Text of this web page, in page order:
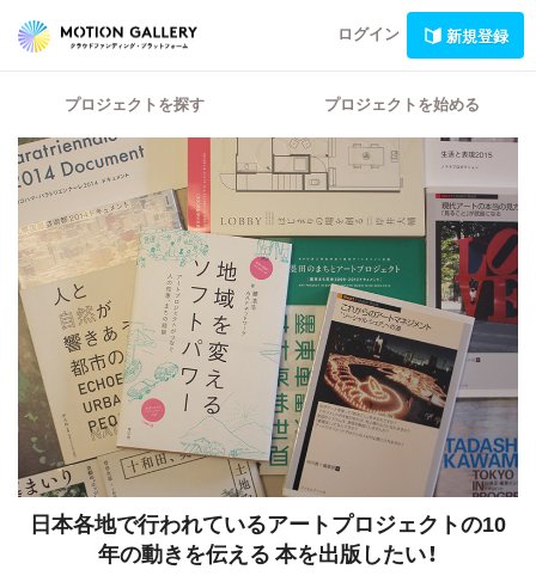
ログイン 新規登録
プロジェクトを探す プロジェクトを始める
日本各地で行われているアートプロジェクトの10
年の動きを伝える本を出版したい！